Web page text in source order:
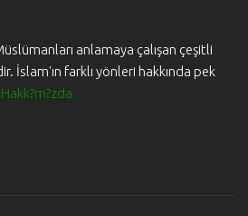
anlamaya çalışan çeşitli
İslam'ın farklı yönleri hakkında pek
Hakk?m?zda